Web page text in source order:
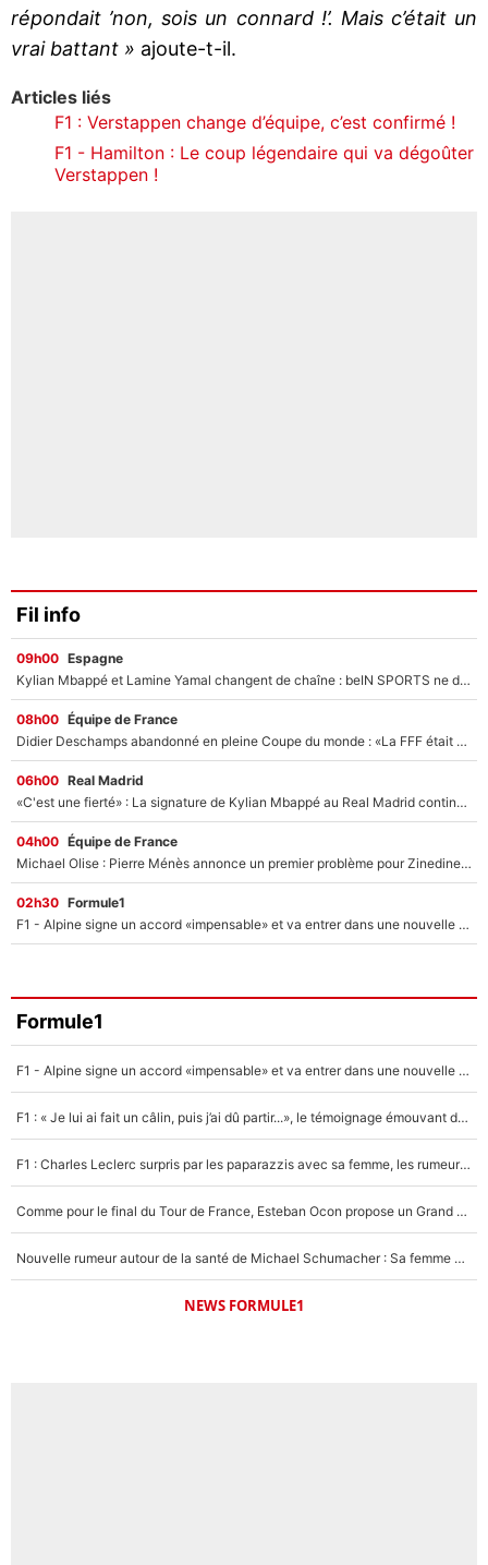
répondait ’non, sois un connard !’. Mais c’était un
vrai battant » ajoute-t-il.
Articles liés
F1 : Verstappen change d’équipe, c’est confirmé !
F1 - Hamilton : Le coup légendaire qui va dégoûter
Verstappen !
Fil info
09h00 Espagne
Kylian Mbappé et Lamine Yamal changent de chaîne : beIN SPORTS ne digère pas cette décision historique et prédit un fiasco pour la Liga
08h00 Équipe de France
Didier Deschamps abandonné en pleine Coupe du monde : «La FFF était déjà passée à Zinedine Zidane»
06h00 Real Madrid
«C'est une fierté» : La signature de Kylian Mbappé au Real Madrid continue de régaler l'Espagne
04h00 Équipe de France
Michael Olise : Pierre Ménès annonce un premier problème pour Zinedine Zidane en équipe de France
02h30 Formule1
F1 - Alpine signe un accord «impensable» et va entrer dans une nouvelle dimension : Grande nouvelle pour Pierre Gasly !
Formule1
F1 - Alpine signe un accord «impensable» et va entrer dans une nouvelle dimension : Grande nouvelle pour Pierre Gasly !
F1 : « Je lui ai fait un câlin, puis j’ai dû partir...», le témoignage émouvant de Max Verstappen sur sa fille
F1 : Charles Leclerc surpris par les paparazzis avec sa femme, les rumeurs étaient vraies !
Comme pour le final du Tour de France, Esteban Ocon propose un Grand Prix de Formule 1 à Paris : «Autour de l’Arc de Triomphe, ce serait génial» !
Nouvelle rumeur autour de la santé de Michael Schumacher : Sa femme Corinna sort du silence
NEWS FORMULE1